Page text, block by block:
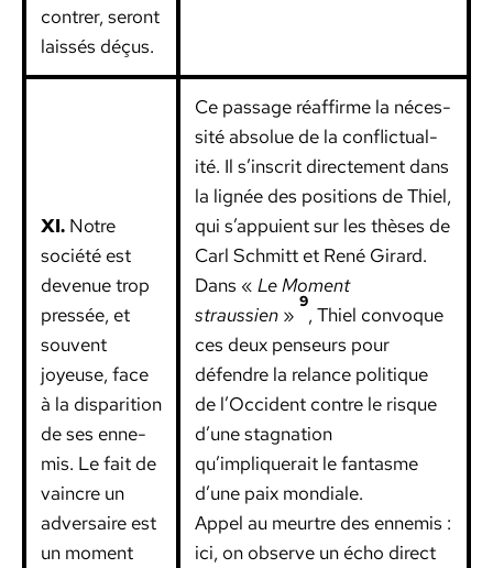
con­tr­er, seront
lais­sés déçus.
XI.Notre
société est
dev­enue trop
pressée, et
sou­vent
joyeuse, face
à la dis­pari­tion
de ses enne­
mis. Le fait de
vain­cre un
adver­saire est
un moment
Ce pas­sage réaf­firme la néces­
sité absolue de la con­flict­ual­
ité. Il s’inscrit directe­ment dans
la lignée des posi­tions de Thiel,
qui s’appuient sur les thès­es de
Carl Schmitt et René Girard.
Dans « Le Moment
straussien»
9
, Thiel con­voque
ces deux penseurs pour
défendre la relance poli­tique
de l’Occident con­tre le risque
d’une stag­na­tion
qu’impliquerait le fan­tasme
d’une paix mon­di­ale.
Appel au meurtre des enne­mis :
ici, on observe un écho direct